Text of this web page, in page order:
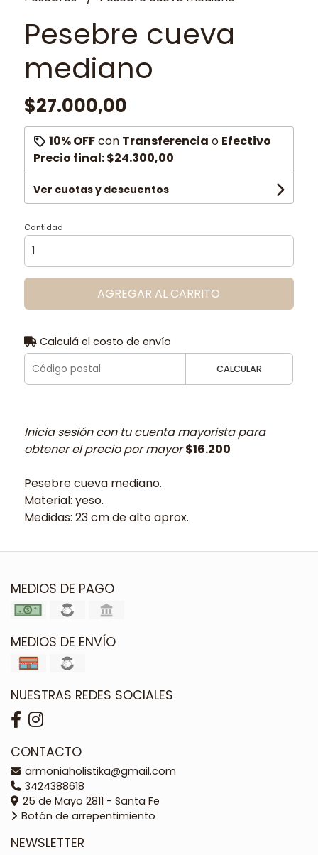
Pesebre cueva
mediano
$27.000,00
10% OFFcon Transferencia o Efectivo
Precio final:$24.300,00
Ver cuotas y descuentos
Cantidad
AGREGAR AL CARRITO
Calculá el costo de envío
CALCULAR
Inicia sesión con tu cuenta mayorista para
obtener el precio por mayor$16.200
Pesebre cueva mediano.
Material: yeso.
Medidas: 23 cm de alto aprox.
MEDIOS DE PAGO
MEDIOS DE ENVÍO
NUESTRAS REDES SOCIALES
CONTACTO
armoniaholistika@gmail.com
3424388618
25 de Mayo 2811 - Santa Fe
Botón de arrepentimiento
NEWSLETTER